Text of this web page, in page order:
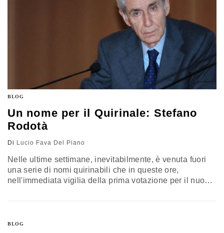
BLOG
Un nome per il Quirinale: Stefano
Rodotà
Di Lucio Fava Del Piano
Nelle ultime settimane, inevitabilmente, è venuta fuori
una serie di nomi quirinabili che in queste ore,
nell'immediata vigilia della prima votazione per il nuovo
ancora sono di persone stimabilissime e molto brave nel
BLOG